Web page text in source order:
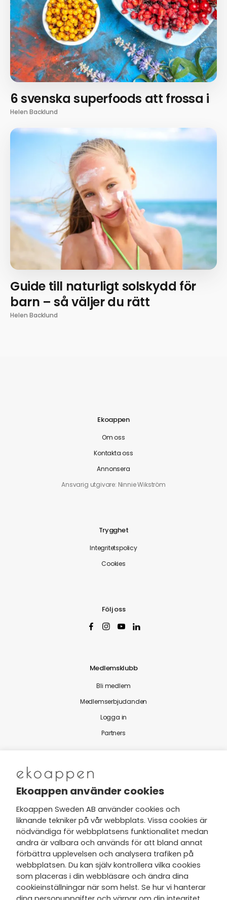
6 svenska superfoods att frossa i
Helen Backlund
Guide till naturligt solskydd för
barn – så väljer du rätt
Helen Backlund
Ekoappen
Om oss
Kontakta oss
Annonsera
Ansvarig utgivare: Ninnie Wikström
Trygghet
Integritetspolicy
Cookies
Följ oss
Medlemsklubb
Bli medlem
Medlemserbjudanden
Logga in
Partners
Nytt från Ekoappen
Jag har tagit del av Ekoappens
personuppgifts- och
integritetspolicyoch tar gärna del
av nyheter, hälsotips och exklusiva
erbjudanden via min e-post.
Ekoappen använder cookies
Ekoappen Sweden AB använder cookies och
liknande tekniker på vår webbplats. Vissa cookies är
nödvändiga för webbplatsens funktionalitet medan
andra är valbara och används för att bland annat
förbättra upplevelsen och analysera trafiken på
webbplatsen. Du kan själv kontrollera vilka cookies
som placeras i din webbläsare och ändra dina
cookieinställningar när som helst. Se hur vi hanterar